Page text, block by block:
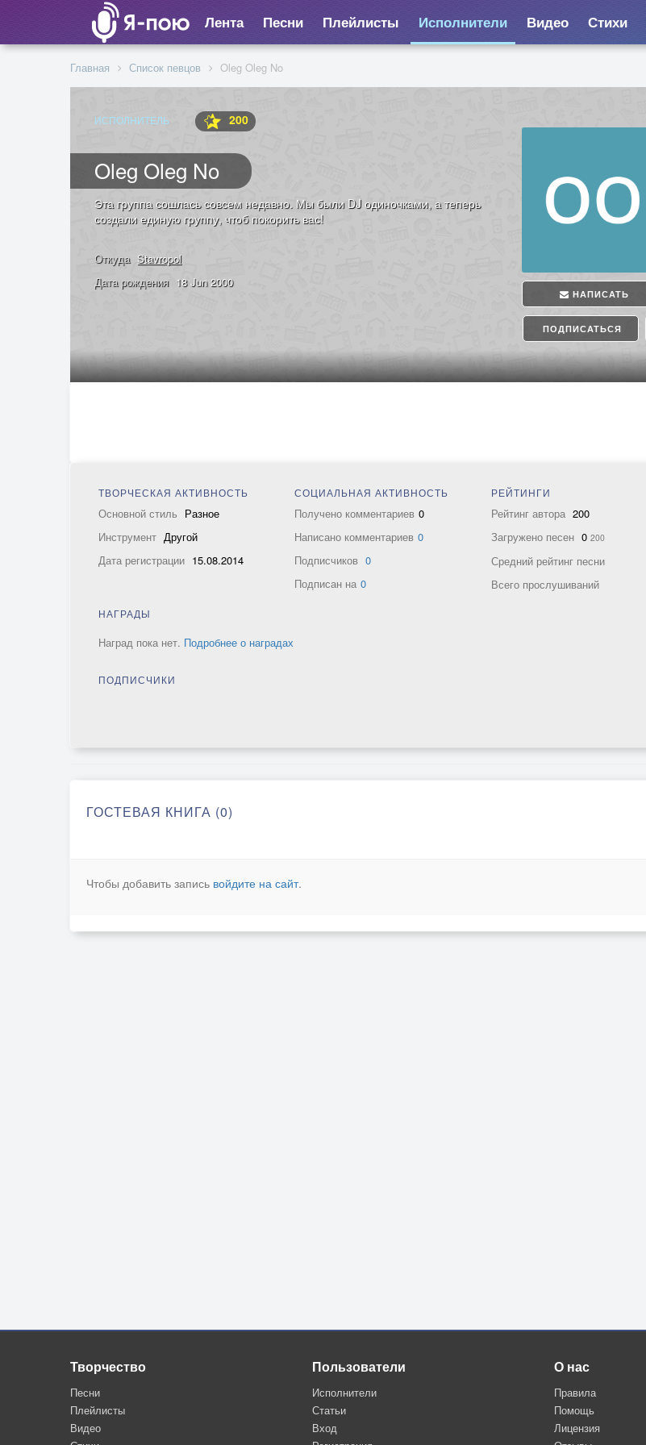
Лента Песни Плейлисты Исполнители Видео Стихи
Главная Список певцов Oleg Oleg No
ИСПОЛНИТЕЛЬ 200
Oleg Oleg No
НАПИСАТЬ
ПОДПИСАТЬСЯ
Эта группа сошлась совсем недавно. Мы были DJ одиночками, а теперь
создали единую группу, чтоб покорить вас!
Откуда Stavropol
Дата рождения 18 Jun 2000
ТВОРЧЕСКАЯ АКТИВНОСТЬ
Основной стиль Разное
Инструмент Другой
Дата регистрации 15.08.2014
СОЦИАЛЬНАЯ АКТИВНОСТЬ
Получено комментариев 0
Написано комментариев 0
Подписчиков 0
Подписан на 0
РЕЙТИНГИ
Рейтинг автора 200
Загружено песен 0 200
Средний рейтинг песни
Всего прослушиваний
НАГРАДЫ
Наград пока нет. Подробнее о наградах
ПОДПИСЧИКИ
ГОСТЕВАЯ КНИГА (0)
Чтобы добавить запись войдите на сайт.
Творчество
Песни
Плейлисты
Видео
Пользователи
Исполнители
Статьи
Вход
О нас
Правила
Помощь
Лицензия